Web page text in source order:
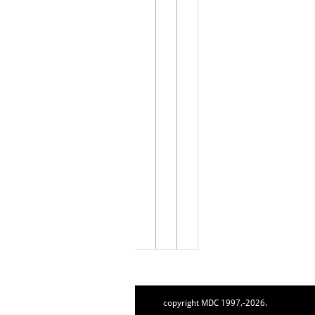
copyright MDC 1997.-2026.